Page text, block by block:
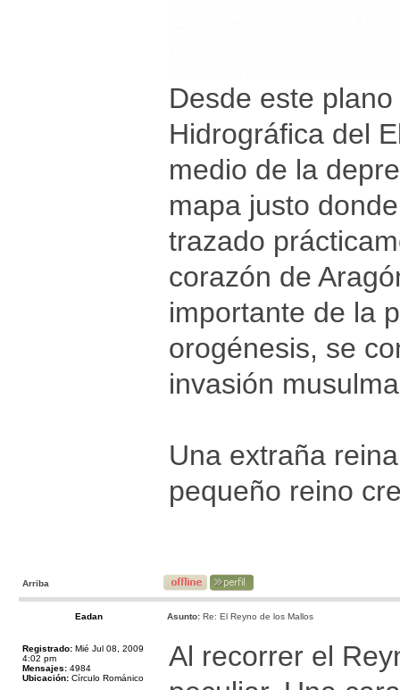
Desde este
Hidrográfica del
medio de la
mapa justo
trazado
corazón de
importante de la
orogénesis, se
invasión
Una extraña
pequeño reino
Arriba
Eadan Asunto: Re: El Reyno de los Mallos
Registrado: Mié Jul 08, 2009
4:02 pm
Mensajes: 4984
Ubicación: Círculo Románico
Al recorrer el